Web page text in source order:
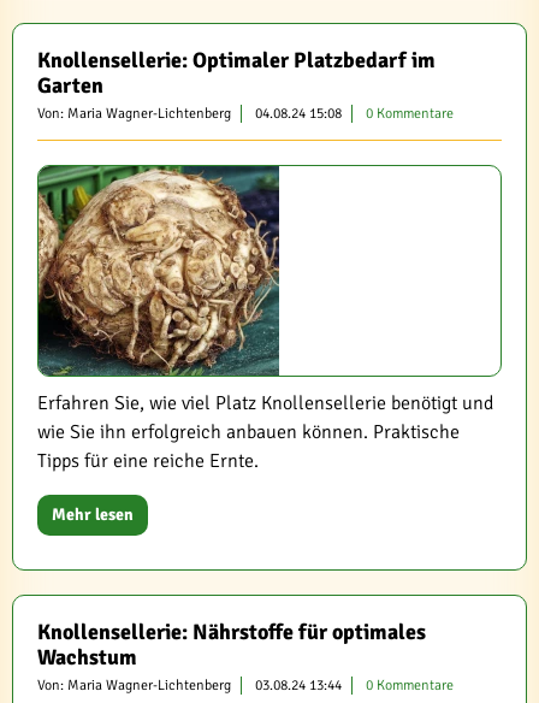
Knollensellerie: Optimaler Platzbedarf im
Garten
Von: Maria Wagner-Lichtenberg 04.08.24 15:08 0 Kommentare
Erfahren Sie, wie viel Platz Knollensellerie benötigt und
wie Sie ihn erfolgreich anbauen können. Praktische
Tipps für eine reiche Ernte.
Mehr lesen
Knollensellerie: Nährstoffe für optimales
Wachstum
Von: Maria Wagner-Lichtenberg 03.08.24 13:44 0 Kommentare